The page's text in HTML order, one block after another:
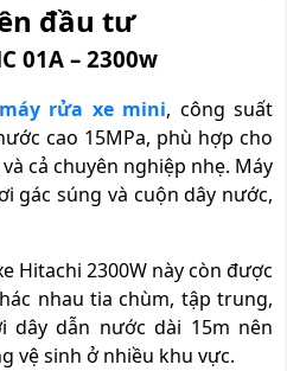
đầu tư
01A – 2300w
máy rửa xe mini, công suất
cao 15MPa, phù hợp cho
cả chuyên nghiệp nhẹ. Máy
gác súng và cuộn dây nước,
Hitachi 2300W này còn được
nhau tia chùm, tập trung,
dây dẫn nước dài 15m nên
vệ sinh ở nhiều khu vực.